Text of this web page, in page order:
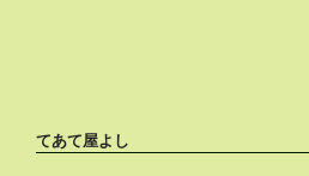
てあて屋よし